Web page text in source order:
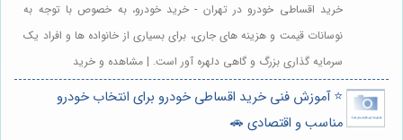
خرید اقساطی خودرو در تهران - خرید خودرو، به خصوص با توجه به
نوسانات قیمت و هزینه های جاری، برای بسیاری از خانواده ها و افراد یک
سرمایه گذاری بزرگ و گاهی دلهره آور است. | مشاهده و خرید
⭐️ آموزش فنی خرید اقساطی خودرو برای انتخاب خودرو
مناسب و اقتصادی 🚗